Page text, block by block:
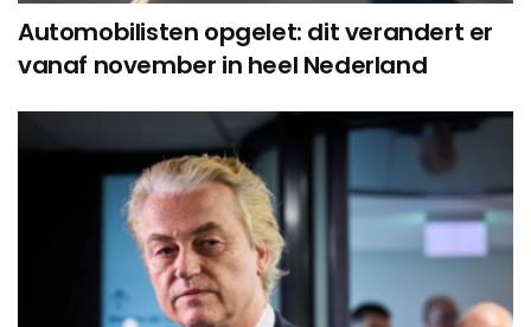
Automobilisten opgelet: dit verandert er
vanaf november in heel Nederland